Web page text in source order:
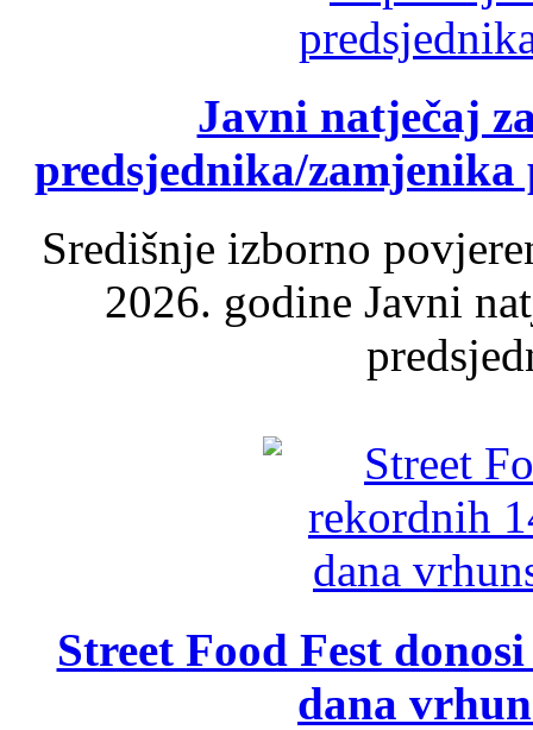
Javni natječaj
predsjednika/
Središnje izborno
2026. godine Javni
Street Food Fest
dana